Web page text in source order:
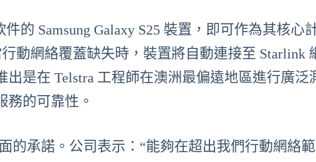
的 Samsung Galaxy S25 裝置，即可作為其核心
動網絡覆蓋缺失時，裝置將自動連接至 Starlink
是在 Telstra 工程師在澳洲最偏遠地區進行廣泛
務的可靠性。
的承諾。公司表示：“能夠在超出我們行動網絡